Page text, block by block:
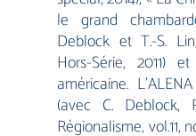
le grand
Deblock et T.-S.
Hors-Série, 2011)
américaine.
(avec C. Deblock,
Régionalisme, vol.11,